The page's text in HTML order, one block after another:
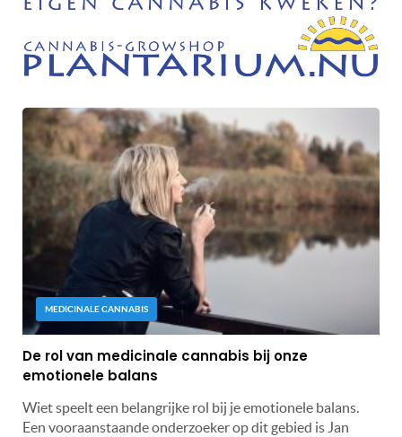
MEDICINALE CANNABIS
De rol van medicinale cannabis bij onze
emotionele balans
Wiet speelt een belangrijke rol bij je emotionele balans.
Een vooraanstaande onderzoeker op dit gebied is Jan